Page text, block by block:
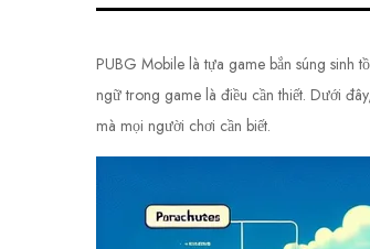
PUBG Mobile là tựa game bắn súng sinh
ngữ trong game là điều cần thiết. Dưới
mà mọi người chơi cần biết.